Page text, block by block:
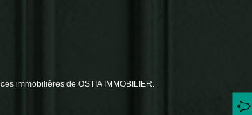
immobilières de OSTIA IMMOBILIER.